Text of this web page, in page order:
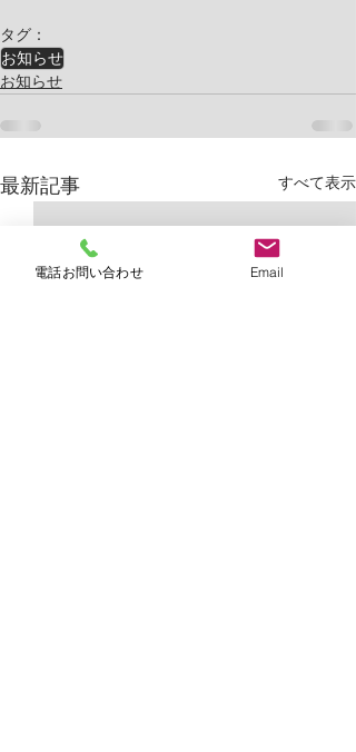
タグ：
お知らせ
お知らせ
最新記事 すべて表示
電話お問い合わせ Email